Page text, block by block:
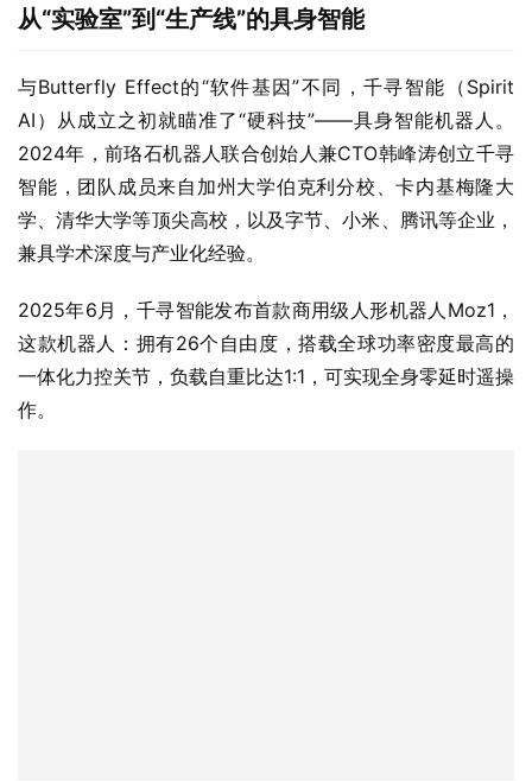
从“实验室”到“生产线”的具身智能
与Butterfly Effect的“软件基因”不同，千寻智能（Spirit
AI）从成立之初就瞄准了“硬科技”——具身智能机器人。
2024年，前珞石机器人联合创始人兼CTO韩峰涛创立千寻
智能，团队成员来自加州大学伯克利分校、卡内基梅隆大
学、清华大学等顶尖高校，以及字节、小米、腾讯等企业，
兼具学术深度与产业化经验。
2025年6月，千寻智能发布首款商用级人形机器人Moz1，
这款机器人：拥有26个自由度，搭载全球功率密度最高的
一体化力控关节，负载自重比达1:1，可实现全身零延时遥操
作。